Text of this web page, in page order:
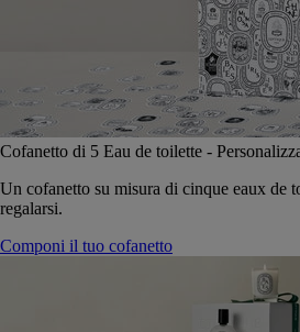
Cofanetto di 5 Eau de toilette -
Un cofanetto su misura di cinque eaux de
regalarsi.
Componi il tuo cofanetto